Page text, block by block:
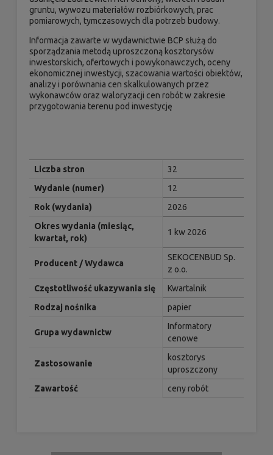
gruntu, wywozu materiałów rozbiórkowych, prac
pomiarowych, tymczasowych dla potrzeb budowy.
Informacja zawarte w wydawnictwie BCP służą do
sporządzania metodą uproszczoną kosztorysów
inwestorskich, ofertowych i powykonawczych, oceny
ekonomicznej inwestycji, szacowania wartości obiektów,
analizy i porównania cen skalkulowanych przez
wykonawców oraz waloryzacji cen robót w zakresie
przygotowania terenu pod inwestycję
Liczba stron
32
Wydanie (numer)
12
Rok (wydania)
2026
Okres wydania (miesiąc,
kwartał, rok)
1 kw 2026
Producent / Wydawca
SEKOCENBUD Sp.
z o.o.
Częstotliwość ukazywania się
Kwartalnik
Rodzaj nośnika
papier
Grupa wydawnictw
Informatory
cenowe
Zastosowanie
kosztorys
uproszczony
Zawartość
ceny robót